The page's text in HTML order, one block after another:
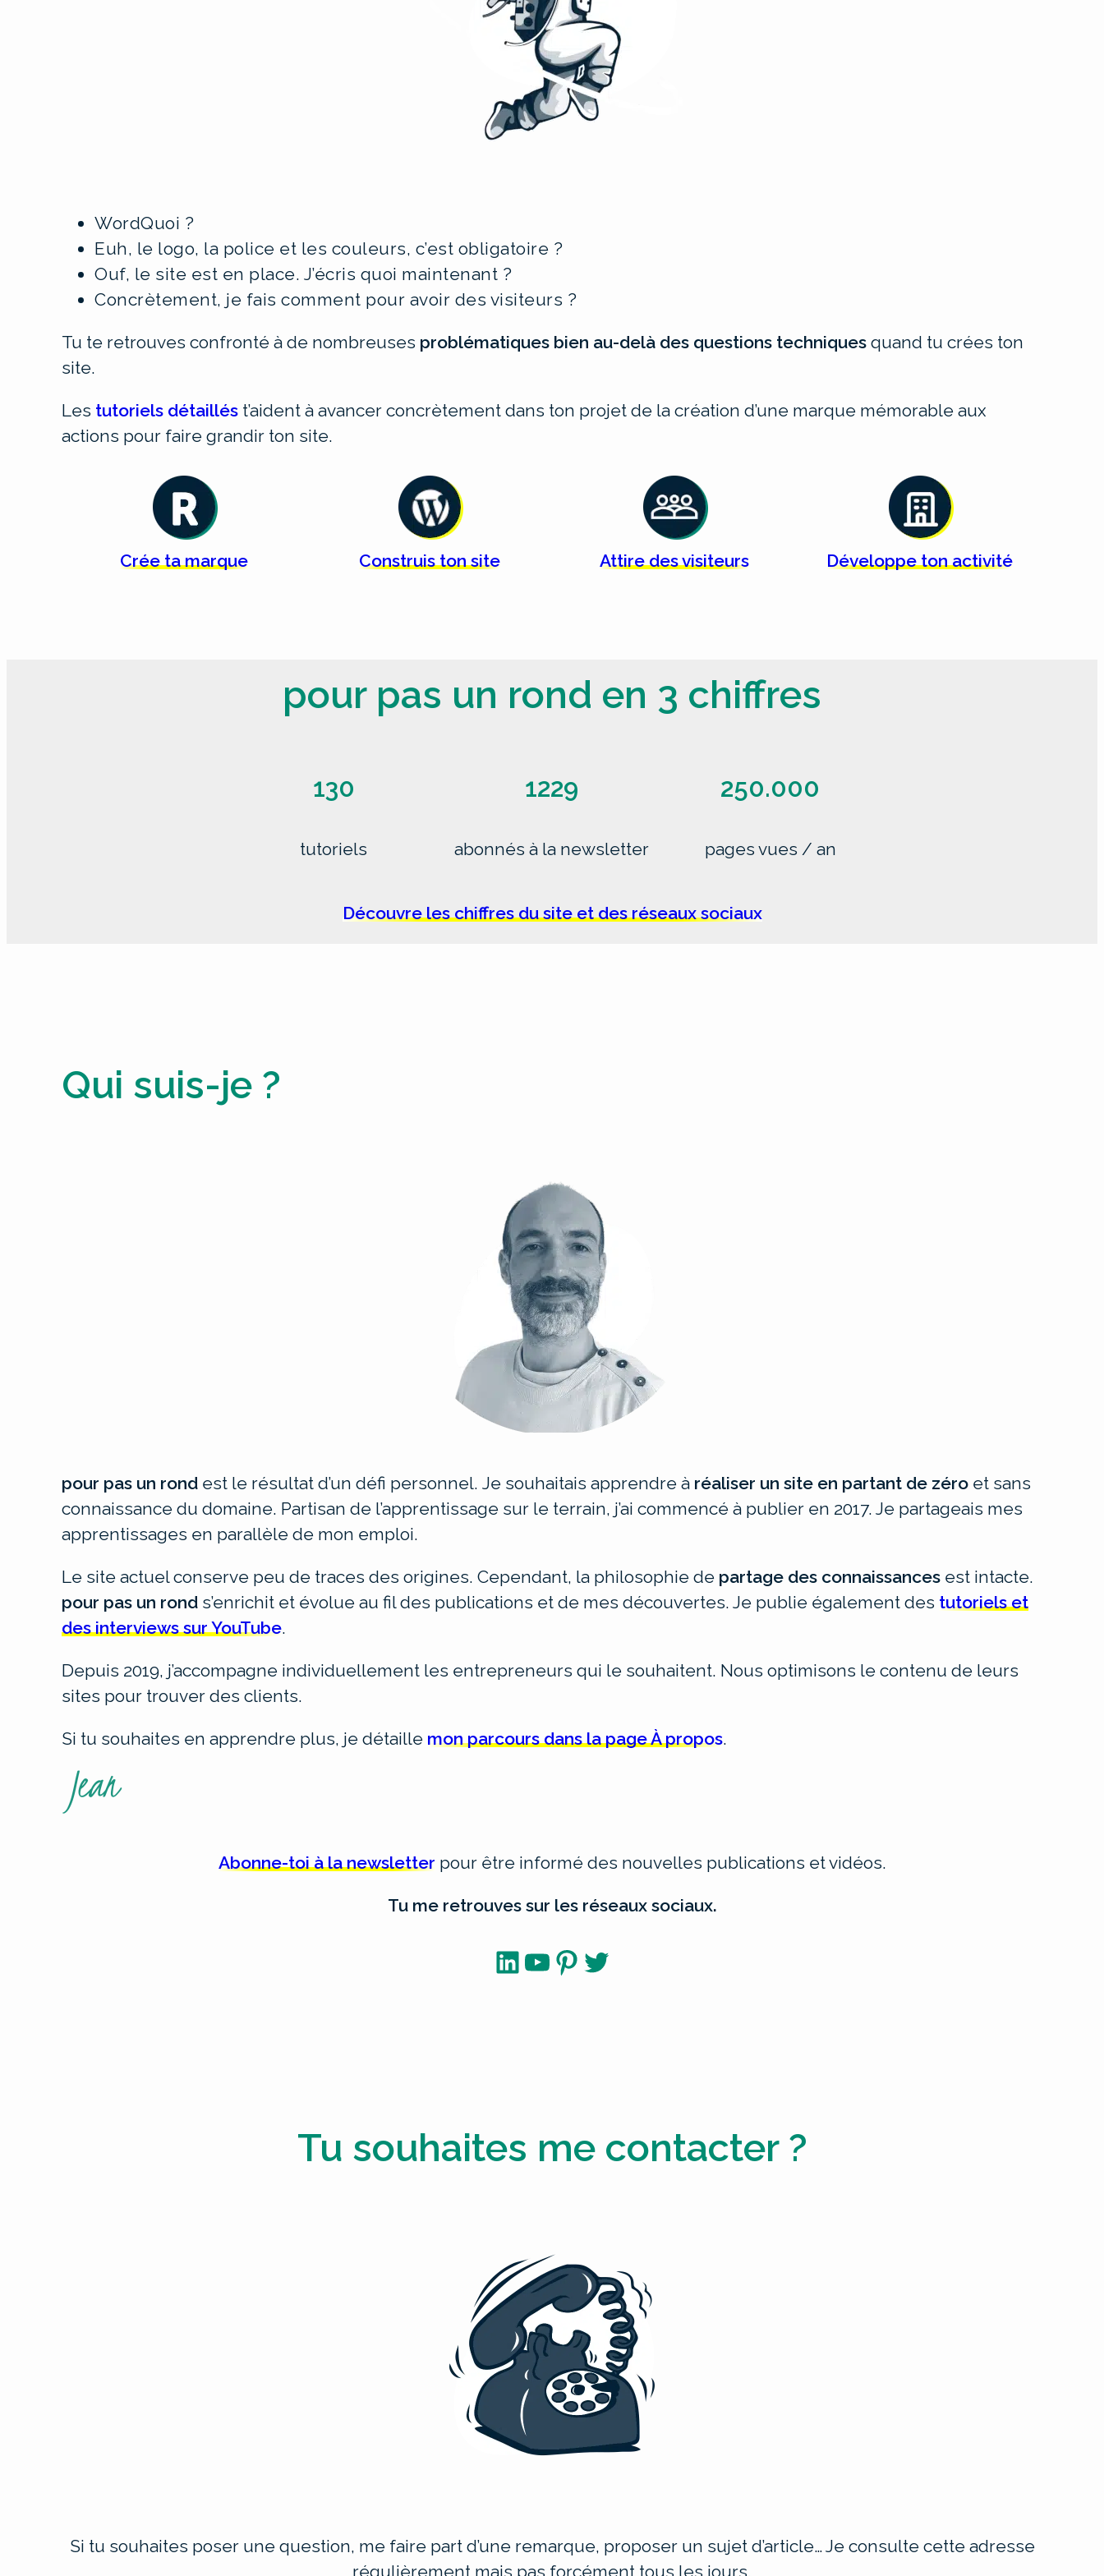
WordQuoi ?
Euh, le logo, la police et les couleurs, c’est obligatoire ?
Ouf, le site est en place. J’écris quoi maintenant ?
Concrètement, je fais comment pour avoir des visiteurs ?
Tu te retrouves confronté à de nombreuses problématiques bien au-delà des questions techniques quand tu crées ton
site.
Les tutoriels détaillés t’aident à avancer concrètement dans ton projet de la création d’une marque mémorable aux
actions pour faire grandir ton site.
Crée tamarque Construis tonsite Attire desvisiteurs Développe tonactivité
pour pas un rond en 3 chiffres
130
tutoriels
1229
abonnés à la newsletter
250.000
pages vues / an
Découvre les chiffres du site et des réseaux sociaux
Qui suis-je ?
pour pas un rond est le résultat d’un défi personnel. Je souhaitais apprendre à réaliser un site en partant de zéro et sans
connaissance du domaine. Partisan de l’apprentissage sur le terrain, j’ai commencé à publier en 2017. Je partageais mes
apprentissages en parallèle de mon emploi.
Le site actuel conserve peu de traces des origines. Cependant, la philosophie de partage des connaissances est intacte.
pour pas un rond s’enrichit et évolue au fil des publications et de mes découvertes. Je publie également des tutoriels et
des interviews sur YouTube.
Depuis 2019, j’accompagne individuellement les entrepreneurs qui le souhaitent. Nous optimisons le contenu de leurs
sites pour trouver des clients.
Si tu souhaites en apprendre plus, je détaille mon parcours dans la page À propos.
Abonne-toi à la newsletter pour être informé des nouvelles publications et vidéos.
Tu me retrouves sur les réseaux sociaux.
LinkedIn
YouTube
Pinterest
Twitter
Tu souhaites me contacter ?
Si tu souhaites poser une question, me faire part d’une remarque, proposer un sujet d’article… Je consulte cette adresse
régulièrement mais pas forcément tous les jours.